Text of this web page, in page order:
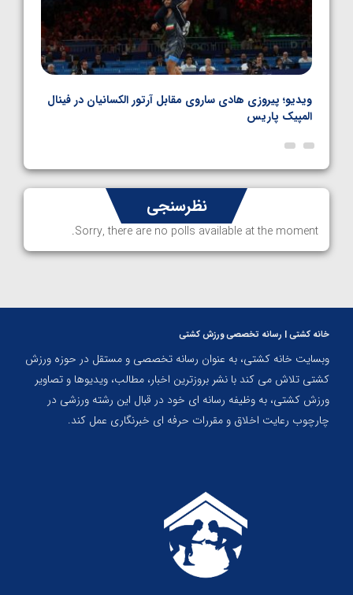
ویدیو؛ پیروزی هادی ساروی مقابل آرتور الکسانیان در فینال
المپیک پاریس
نظرسنجی
Sorry, there are no polls available at the moment.
خانه کشتی | رسانه تخصصی ورزش کشتی
وبسایت خانه کشتی، به عنوان رسانه تخصصی و مستقل در حوزه ورزش
کشتی تلاش می کند با نشر بروزترین اخبار، مطالب، ویدیوها و تصاویر
ورزش کشتی، به وظیفه رسانه ای خود در قبال این رشته ورزشی در
چارچوب رعایت اخلاق و مقررات حرفه ای خبرنگاری عمل کند.